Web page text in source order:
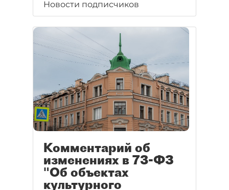
Новости подписчиков
Комментарий об
изменениях в 73-ФЗ
"Об объектах
культурного